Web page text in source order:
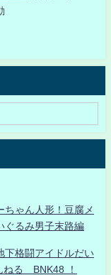
ゃん人形！豆腐メ
ぐるみ男子末路編
格闘アイドルだい
ねる BNK48 ！